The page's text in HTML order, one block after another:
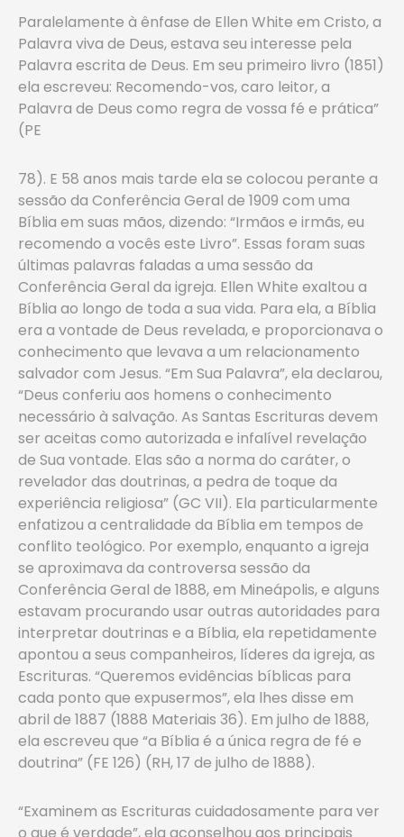
Paralelamente à ênfase de Ellen White em Cristo, a
Palavra viva de Deus, estava seu interesse pela
Palavra escrita de Deus. Em seu primeiro livro (1851)
ela escreveu: Recomendo-vos, caro leitor, a
Palavra de Deus como regra de vossa fé e prática”
(PE
78). E 58 anos mais tarde ela se colocou perante a
sessão da Conferência Geral de 1909 com uma
Bíblia em suas mãos, dizendo: “Irmãos e irmãs, eu
recomendo a vocês este Livro”. Essas foram suas
últimas palavras faladas a uma sessão da
Conferência Geral da igreja. Ellen White exaltou a
Bíblia ao longo de toda a sua vida. Para ela, a Bíblia
era a vontade de Deus revelada, e proporcionava o
conhecimento que levava a um relacionamento
salvador com Jesus. “Em Sua Palavra”, ela declarou,
“Deus conferiu aos homens o conhecimento
necessário à salvação. As Santas Escrituras devem
ser aceitas como autorizada e infalível revelação
de Sua vontade. Elas são a norma do caráter, o
revelador das doutrinas, a pedra de toque da
experiência religiosa” (GC VII). Ela particularmente
enfatizou a centralidade da Bíblia em tempos de
conflito teológico. Por exemplo, enquanto a igreja
se aproximava da controversa sessão da
Conferência Geral de 1888, em Mineápolis, e alguns
estavam procurando usar outras autoridades para
interpretar doutrinas e a Bíblia, ela repetidamente
apontou a seus companheiros, líderes da igreja, as
Escrituras. “Queremos evidências bíblicas para
cada ponto que expusermos”, ela lhes disse em
abril de 1887 (1888 Materiais 36). Em julho de 1888,
ela escreveu que “a Bíblia é a única regra de fé e
doutrina” (FE 126) (RH, 17 de julho de 1888).
“Examinem as Escrituras cuidadosamente para ver